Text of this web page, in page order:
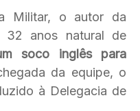
Militar, o autor da
32 anos natural de
soco inglês para
da equipe, o
à Delegacia de